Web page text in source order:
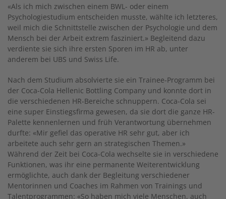
«Als ich mich zwischen einem BWL- oder einem
Psychologiestudium entscheiden musste, wählte ich letzteres,
weil mich die Schnittstelle zwischen der Psychologie und dem
Mensch bei der Arbeit extrem fasziniert.» Begleitend dazu
verdiente sie sich ihre ersten Sporen im HR ab, unter
anderem bei UBS und Swiss Life.
Nach dem Studium absolvierte sie ein Trainee-Programm bei
der Coca-Cola Hellenic Bottling Company und konnte dort in
die verschiedenen HR-Bereiche schnuppern. Coca-Cola sei
eine super Einstiegsfirma gewesen, da sie dort die ganze HR-
Palette kennenlernen und früh Verantwortung übernehmen
durfte: «Mir gefiel das operative HR sehr gut, aber ich
arbeitete auch sehr gern an strategischen Themen.»
Während der Zeit bei Coca-Cola wechselte sie in verschiedene
Funktionen, was ihr eine permanente Weiterentwicklung
ermöglichte, auch dank der Begleitung verschiedener
Mentorinnen und Coaches im Rahmen von Trainings und
Talentprogrammen: «So haben mich viele Menschen, auch